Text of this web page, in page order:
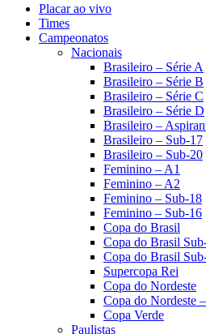
Placar ao vivo
Times
Campeonatos
Nacionais
Brasileiro – Série A
Brasileiro – Série B
Brasileiro – Série C
Brasileiro – Série D
Brasileiro –
Brasileiro – Sub-17
Brasileiro – Sub-20
Feminino – A1
Feminino – A2
Feminino – Sub-18
Feminino – Sub-16
Copa do Brasil
Copa do Brasil
Copa do Brasil
Supercopa Rei
Copa do Nordeste
Copa do Nordeste
Copa Verde
Paulistas